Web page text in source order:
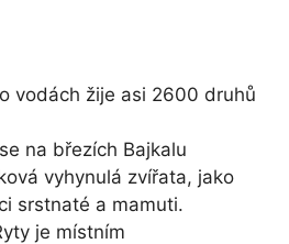
vodách žije asi 2600 druhů
na březích Bajkalu
vyhynulá zvířata, jako
srstnaté a mamuti.
je místním